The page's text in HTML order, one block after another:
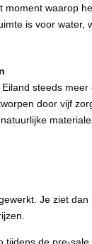
waarop
is voor
steeds
door vijf
Je ziet
de pre-